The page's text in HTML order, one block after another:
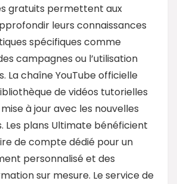
gratuits permettent aux
leurs connaissances
spécifiques comme
campagnes ou l’utilisation
La chaîne YouTube officielle
de vidéos tutorielles
à jour avec les nouvelles
Les plans Ultimate bénéficient
de compte dédié pour un
personnalisé et des
sur mesure. Le service de